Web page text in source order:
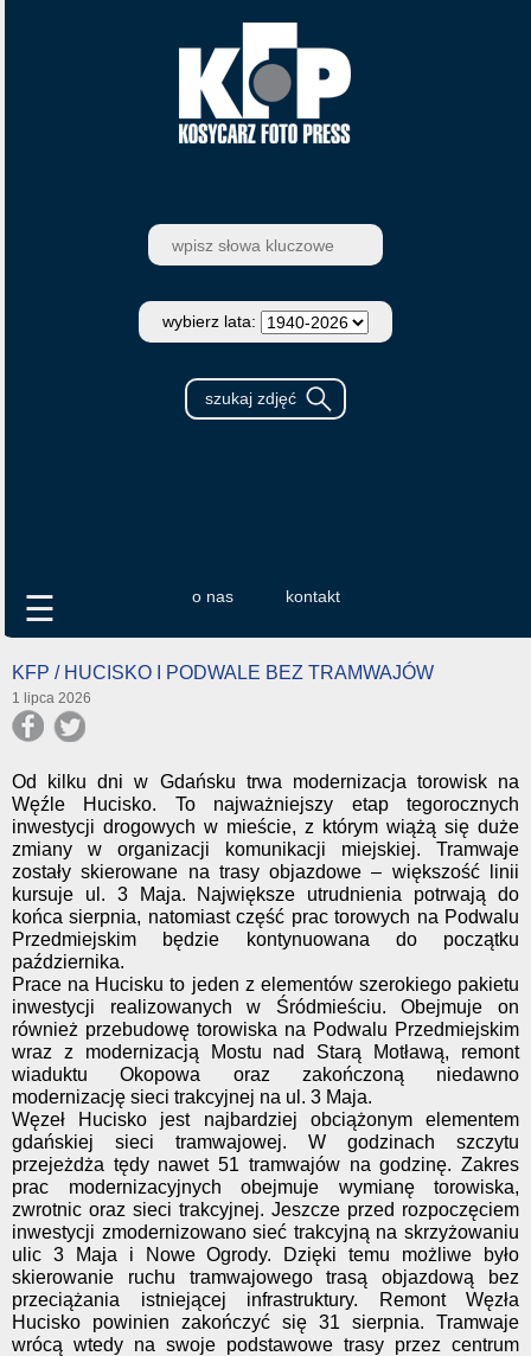
wybierz lata:
o nas kontakt
☰
KFP / HUCISKO I PODWALE BEZ TRAMWAJÓW
1 lipca 2026
Od kilku dni w Gdańsku trwa modernizacja torowisk na
Węźle Hucisko. To najważniejszy etap tegorocznych
inwestycji drogowych w mieście, z którym wiążą się duże
zmiany w organizacji komunikacji miejskiej. Tramwaje
zostały skierowane na trasy objazdowe – większość linii
kursuje ul. 3 Maja. Największe utrudnienia potrwają do
końca sierpnia, natomiast część prac torowych na Podwalu
Przedmiejskim będzie kontynuowana do początku
października.
Prace na Hucisku to jeden z elementów szerokiego pakietu
inwestycji realizowanych w Śródmieściu. Obejmuje on
również przebudowę torowiska na Podwalu Przedmiejskim
wraz z modernizacją Mostu nad Starą Motławą, remont
wiaduktu Okopowa oraz zakończoną niedawno
modernizację sieci trakcyjnej na ul. 3 Maja.
Węzeł Hucisko jest najbardziej obciążonym elementem
gdańskiej sieci tramwajowej. W godzinach szczytu
przejeżdża tędy nawet 51 tramwajów na godzinę. Zakres
prac modernizacyjnych obejmuje wymianę torowiska,
zwrotnic oraz sieci trakcyjnej. Jeszcze przed rozpoczęciem
inwestycji zmodernizowano sieć trakcyjną na skrzyżowaniu
ulic 3 Maja i Nowe Ogrody. Dzięki temu możliwe było
skierowanie ruchu tramwajowego trasą objazdową bez
przeciążania istniejącej infrastruktury. Remont Węzła
Hucisko powinien zakończyć się 31 sierpnia. Tramwaje
wrócą wtedy na swoje podstawowe trasy przez centrum